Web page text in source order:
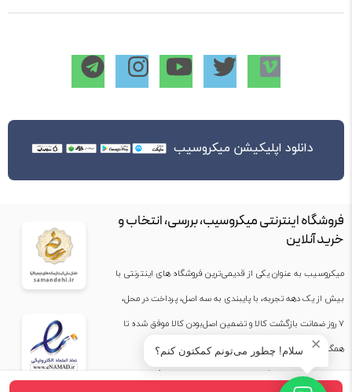
دانلود اپلیکیشن میکروسیب
فروشگاه اینترنتی میکروسیب، بررسی، انتخاب و
خرید آنلاین
میکروسیب به عنوان یکی از قدیمی‌ترین فروشگاه های اینترنتی با
بیش از یک دهه تجربه، با پایبندی به سه اصل، پرداخت در محل،
۷ روز ضمانت بازگشت کالا و تضمین اصل‌بودن کالا موفق شده تا
همگام با فروشگاه‌های معتبر جهان، به بزرگ‌ترین فروشگاه
اینترنتی ایران تبدیل شود. به محض ورود به سایت میکروسیب با
✕ سلام! چطور می‌تونم کمکتون کنم؟